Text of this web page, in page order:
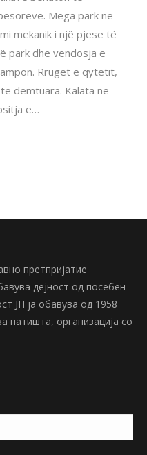
Mega park në
mekanik i një pjese të
park dhe vendosja e
Rrugët e qytetit,
dëmtuara. Kalata në
e…
претпријатие
дејност од посебен
ЈП ја обавува од 1958
патишта, организација со